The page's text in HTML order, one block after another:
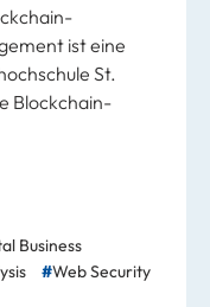
ist eine
St.
Blockchain-
Business
Web Security